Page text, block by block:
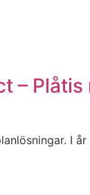
– Plåtis
I år